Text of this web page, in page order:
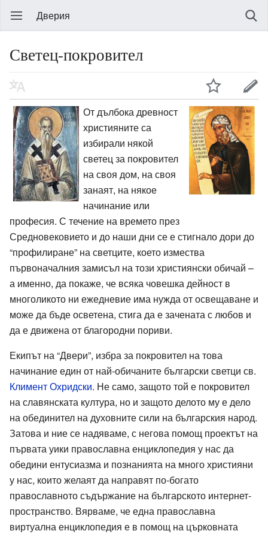
Дверия
Светец-покровител
От дълбока древност
християните са
избирали някой
светец за покровител
на своя дом, на своя
занаят, на някое
начинание или
професия. С течение на времето през
Средновековието и до наши дни се е стигнало дори до
“профилиране” на светците, което измества
първоначалния замисъл на този християнски обичай –
а именно, да покаже, че всяка човешка дейност в
многоликото ни ежедневие има нужда от освещаване и
може да бъде осветена, стига да е зачената с любов и
да е движена от благородни пориви.
Екипът на “Двери”, избра за покровител на това
начинание един от най-обичаните български светци св.
Климент Охридски. Не само, защото той е покровител
на славянската култура, но и защото делото му е дело
на обединител на духовните сили на българския народ.
Затова и ние се надяваме, с негова помощ проектът на
първата уики православна енциклопедия у нас да
обедини ентусиазма и познанията на много християни
у нас, които желаят да направят по-богато
православното съдържание на българското интернет-
пространство. Вярваме, че една православна
виртуална енциклопедия е в помощ на църковната